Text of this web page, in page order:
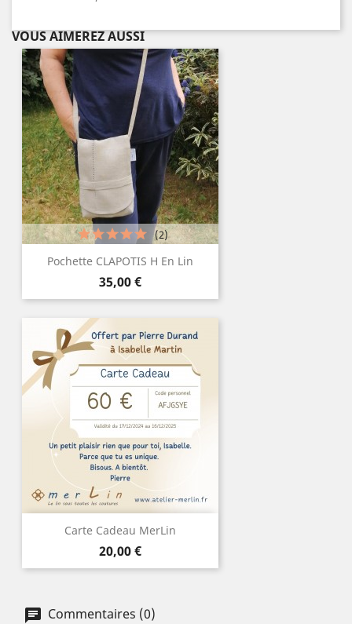
VOUS AIMEREZ AUSSI
Pochette CLAPOTIS H En Lin
Prix
35,00 €
(2)
Carte Cadeau MerLin
Prix
20,00 €
Commentaires (0)